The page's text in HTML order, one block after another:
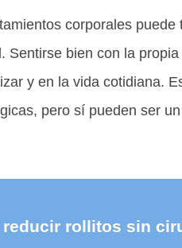
corporales puede
Sentirse bien con la
y en la vida cotidiana.
pero sí pueden ser
rollitos sin